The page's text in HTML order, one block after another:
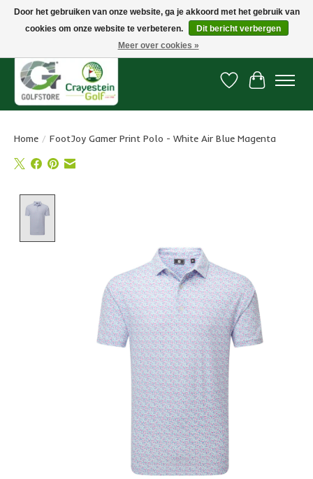
Snelle levering, gratis vanaf € 100. Onze oncourse Golfshop in Dordrecht is
Verlanglijst
Home / FootJoy Gamer Print Polo - White Air Blue Magenta
Door het gebruiken van onze website, ga je akkoord met het gebruik van
cookies om onze website te verbeteren.
Dit bericht verbergen
Meer over cookies »